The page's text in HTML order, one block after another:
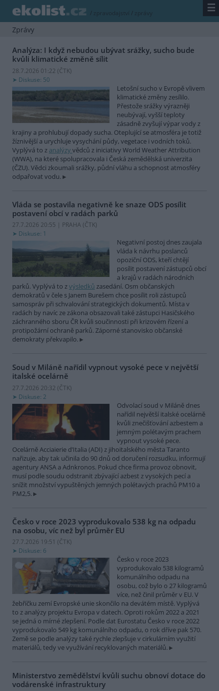
/ zpravodajství / zprávy ☰
Zprávy
Analýza: I když nebudou ubývat srážky, sucho bude
kvůli klimatické změně sílit
28.7.2026 01:22 (ČTK)
Diskuse: 50
Letošní sucho v Evropě vlivem
klimatické změny zesílilo.
Přestože srážky výrazněji
neubývají, vyšší teploty
zásadně zvyšují výpar vody z
krajiny a prohlubují dopady sucha. Oteplující se atmosféra je totiž
žíznivější a urychluje vysychání půdy, vegetace i vodních toků.
Vyplývá to z analýzy vědců z iniciativy World Weather Attribution
(WWA), na které spolupracovala i Česká zemědělská univerzita
(ČZU). Vědci zkoumali srážky, půdní vláhu a schopnost atmosféry
odpařovat vodu.
Vláda se postavila negativně ke snaze ODS posílit
postavení obcí v radách parků
27.7.2026 20:55 | PRAHA (ČTK)
Diskuse: 1
Negativní postoj dnes zaujala
vláda k návrhu poslanců
opoziční ODS, kteří chtějí
posílit postavení zástupců obcí
a krajů v radách národních
parků. Vyplývá to zvýsledků zasedání. Osm občanských
demokratů v čele s Janem Burešem chce posílit roli zástupců
samospráv při schvalování strategických dokumentů. Místa v
radách by navíc ze zákona obsazovali také zástupci Hasičského
záchranného sboru ČR kvůli součinnosti při krizovém řízení a
protipožární ochraně parků. Záporné stanovisko občanské
demokraty překvapilo.
Soud v Miláně nařídil vypnout vysoké pece v největší
italské ocelárně
27.7.2026 20:32 (ČTK)
Diskuse: 2
Odvolací soud v Miláně dnes
nařídil největší italské ocelárně
kvůli znečišťování azbestem a
jemným polétavým prachem
vypnout vysoké pece.
Ocelárně Acciaierie d’Italia (ADI) z jihoitalského města Taranto
nařizuje, aby tak učinila do 90 dnů od doručení rozsudku, informují
agentury ANSA a Adnkronos. Pokud chce firma provoz obnovit,
musí podle soudu odstranit zbývající azbest z vysokých pecí a
snížit množství vypuštěných jemných polétavých prachů PM10 a
PM2,5.
Česko v roce 2023 vyprodukovalo 538 kg na odpadu
na osobu, víc než byl průměr EU
27.7.2026 19:51 (ČTK)
Diskuse: 6
Česko v roce 2023
vyprodukovalo 538 kilogramů
komunálního odpadu na
osobu, což bylo o 27 kilogramů
více, než činil průměr v EU. V
žebříčku zemí Evropské unie skončilo na devátém místě. Vyplývá
to z analýzy projektu Evropa v datech. Oproti rokům 2022 a 2021
se jedná o mírné zlepšení. Podle dat Eurostatu Česko v roce 2022
vyprodukovalo 549 kg komunálního odpadu, o rok dříve pak 570.
Země se podle analýzy také rychle zlepšuje v cirkulárním využití
materiálů, tedy ve využívání recyklovaných materiálů.
Ministerstvo zemědělství kvůli suchu obnoví dotace do
vodárenské infrastruktury